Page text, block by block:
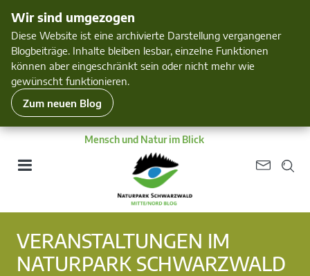
Wir sind umgezogen
Diese Website ist eine archivierte Darstellung vergangener
Blogbeiträge. Inhalte bleiben lesbar, einzelne Funktionen
können aber eingeschränkt sein oder nicht mehr wie
gewünscht funktionieren.
Zum neuen Blog
Mensch und Natur im Blick
VERANSTALTUNGEN IM
NATURPARK SCHWARZWALD